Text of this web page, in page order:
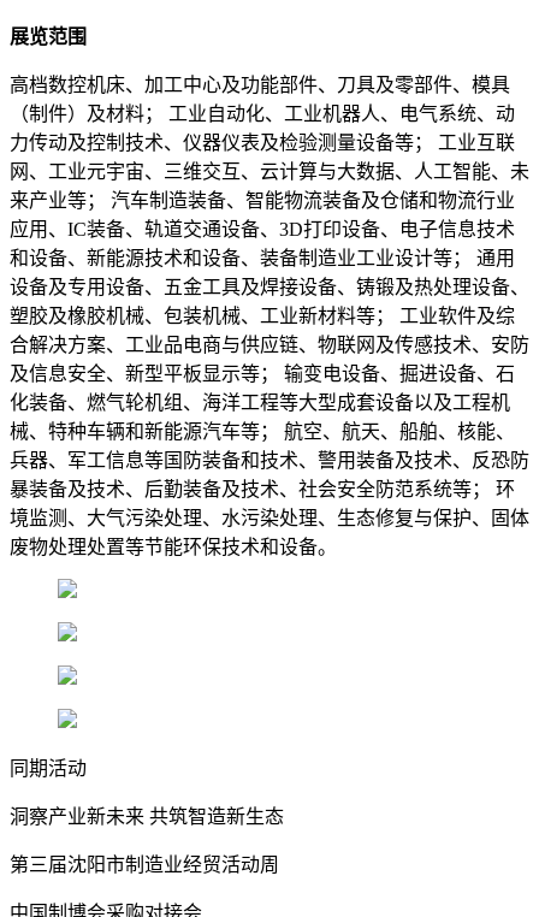
展览范围
高档数控机床、加工中心及功能部件、刀具及零部件、模具
（制件）及材料； 工业自动化、工业机器人、电气系统、动
力传动及控制技术、仪器仪表及检验测量设备等； 工业互联
网、工业元宇宙、三维交互、云计算与大数据、人工智能、未
来产业等； 汽车制造装备、智能物流装备及仓储和物流行业
应用、IC装备、轨道交通设备、3D打印设备、电子信息技术
和设备、新能源技术和设备、装备制造业工业设计等； 通用
设备及专用设备、五金工具及焊接设备、铸锻及热处理设备、
塑胶及橡胶机械、包装机械、工业新材料等； 工业软件及综
合解决方案、工业品电商与供应链、物联网及传感技术、安防
及信息安全、新型平板显示等； 输变电设备、掘进设备、石
化装备、燃气轮机组、海洋工程等大型成套设备以及工程机
械、特种车辆和新能源汽车等； 航空、航天、船舶、核能、
兵器、军工信息等国防装备和技术、警用装备及技术、反恐防
暴装备及技术、后勤装备及技术、社会安全防范系统等； 环
境监测、大气污染处理、水污染处理、生态修复与保护、固体
废物处理处置等节能环保技术和设备。
同期活动
洞察产业新未来 共筑智造新生态
第三届沈阳市制造业经贸活动周
中国制博会采购对接会